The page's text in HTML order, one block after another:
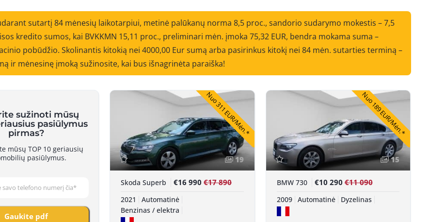
sutartį 84 mėnesių laikotarpiui, metinė palūkanų norma 8,5 proc., sandorio sudarymo mokestis – 7,5
kredito sumos, kai BVKKMN 15,11 proc., preliminari mėn. įmoka 75,32 EUR, bendra mokama suma –
pobūdžio. Skolinantis kitokią nei 4000,00 Eur sumą arba pasirinkus kitokį nei 84 mėn. sutarties terminą –
ir mėnesinę įmoką sužinosite, kai bus išnagrinėta paraiška!
sužinoti mūsų
pasiūlymus
pirmas?
mūsų TOP 10 geriausių
pasiūlymus.
Gaukite pdf
Nuo 311 EUR/Mėn.*
19
Skoda Superb €16 990 €17 890
2021
Automatinė
Benzinas / elektra
Nuo 189 EUR/Mėn.*
15
BMW 730 €10 290€11 090
2009 Automatinė Dyzelinas